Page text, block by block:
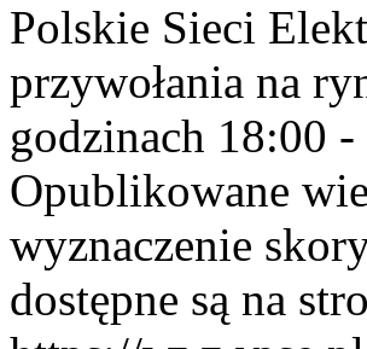
Polskie Sieci
przywołania na
godzinach 18:00
Opublikowane
wyznaczenie
dostępne są na